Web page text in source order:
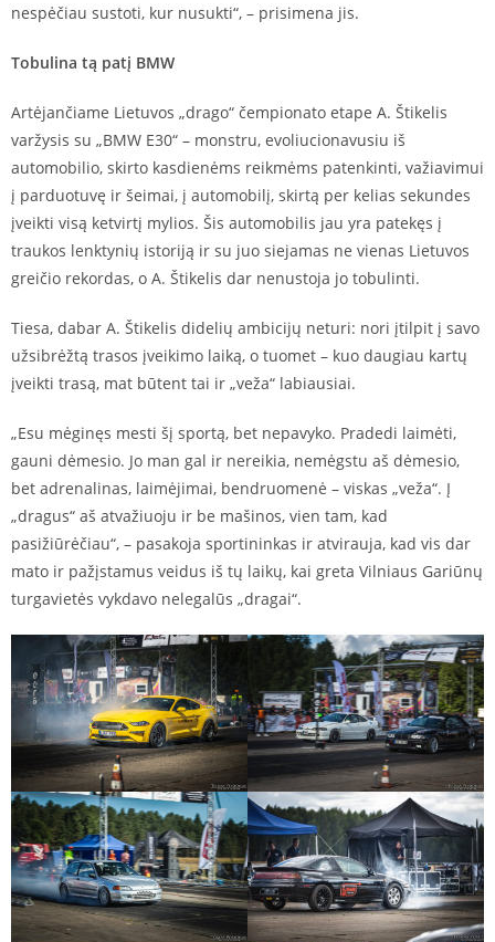
nespėčiau sustoti, kur nusukti“, – prisimena jis.
Tobulina tą patį BMW
Artėjančiame Lietuvos „drago“ čempionato etape A. Štikelis
varžysis su „BMW E30“ – monstru, evoliucionavusiu iš
automobilio, skirto kasdienėms reikmėms patenkinti, važiavimui
į parduotuvę ir šeimai, į automobilį, skirtą per kelias sekundes
įveikti visą ketvirtį mylios. Šis automobilis jau yra patekęs į
traukos lenktynių istoriją ir su juo siejamas ne vienas Lietuvos
greičio rekordas, o A. Štikelis dar nenustoja jo tobulinti.
Tiesa, dabar A. Štikelis didelių ambicijų neturi: nori įtilpit į savo
užsibrėžtą trasos įveikimo laiką, o tuomet – kuo daugiau kartų
įveikti trasą, mat būtent tai ir „veža“ labiausiai.
„Esu mėginęs mesti šį sportą, bet nepavyko. Pradedi laimėti,
gauni dėmesio. Jo man gal ir nereikia, nemėgstu aš dėmesio,
bet adrenalinas, laimėjimai, bendruomenė – viskas „veža“. Į
„dragus“ aš atvažiuoju ir be mašinos, vien tam, kad
pasižiūrėčiau“, – pasakoja sportininkas ir atvirauja, kad vis dar
mato ir pažįstamus veidus iš tų laikų, kai greta Vilniaus Gariūnų
turgavietės vykdavo nelegalūs „dragai“.